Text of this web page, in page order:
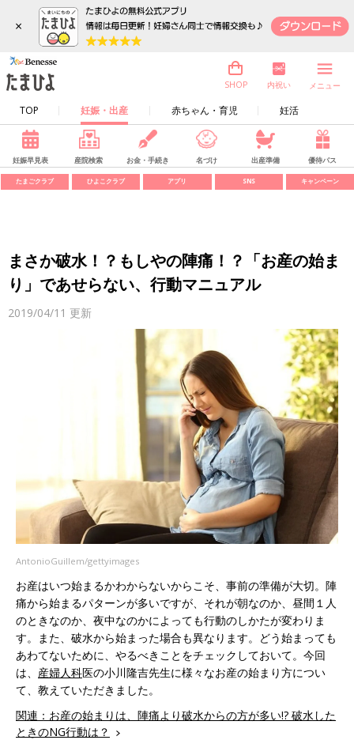
×
TOP 妊娠・出産 赤ちゃん・育児 妊活
SHOP 内祝い メニュー
妊娠早見表 産院検索 お金・手続き 名づけ 出産準備 優待パス
たまごクラブ ひよこクラブ アプリ SNS キャンペーン
まさか破水！？もしやの陣痛！？「お産の始ま
り」であせらない、行動マニュアル
2019/04/11 更新
AntonioGuillem/gettyimages
お産はいつ始まるかわからないからこそ、事前の準備が大切。陣
痛から始まるパターンが多いですが、それが朝なのか、昼間１人
のときなのか、夜中なのかによっても行動のしかたが変わりま
す。また、破水から始まった場合も異なります。どう始まっても
あわてないために、やるべきことをチェックしておいて。今回
は、 産婦人科医の小川隆吉先生に様々なお産の始まり方につい
て、教えていただきました。
関連：お産の始まりは、陣痛より破水からの方が多い!? 破水した
ときのNG行動は？